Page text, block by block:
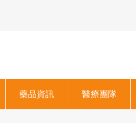
藥品資訊 醫療團隊